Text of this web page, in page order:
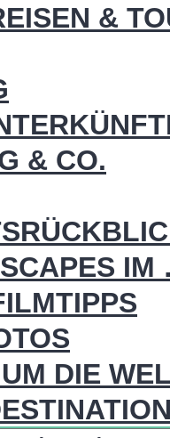
&
& CO.
DIE